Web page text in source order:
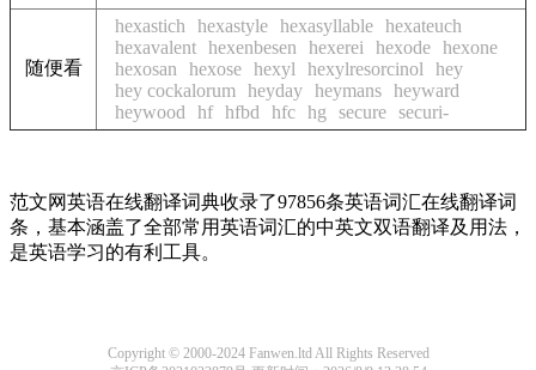
随便看
hexastich hexastyle hexasyllable hexateuch
hexavalent hexenbesen hexerei hexode hexone
hexosan
hexose hexyl hexylresorcinol
hey
hey cockalorum
heyday heymans heyward
heywood
hf hfbd hfc hg secure securi-
范文网英语在线翻译词典收录了97856条英语词汇在线翻译词
条，基本涵盖了全部常用英语词汇的中英文双语翻译及用法，
是英语学习的有利工具。
Copyright © 2000-2024 Fanwen.ltd All Rights Reserved